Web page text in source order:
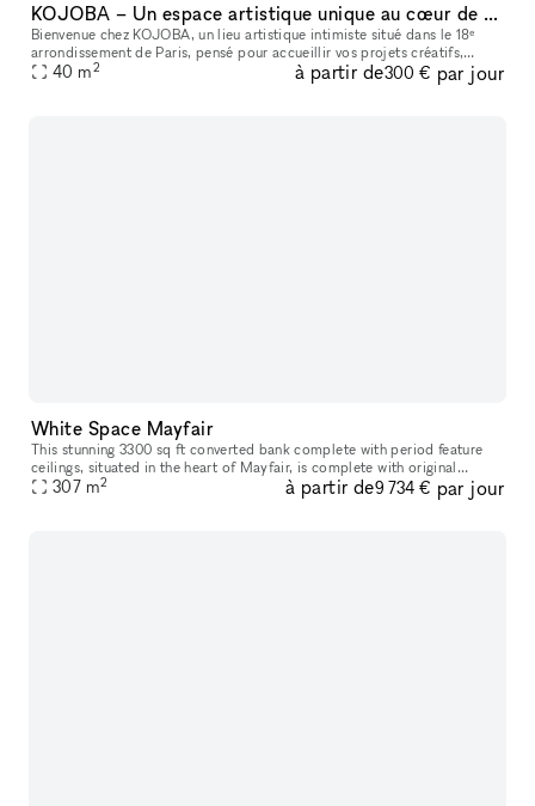
KOJOBA – Un espace artistique unique au cœur de Paris
Bienvenue chez KOJOBA, un lieu artistique intimiste situé dans le 18ᵉ
arrondissement de Paris, pensé pour accueillir vos projets créatifs,
professionnels et événementiels. Avec sa décoration atypiqu
40 m2 à partir de300 € par jour
White Space Mayfair
This stunning 3300 sq ft converted bank complete with period feature
ceilings, situated in the heart of Mayfair, is complete with original
ornamental ceiling features combined with industrial exposed
307 m2 à partir de9 734 € par jour